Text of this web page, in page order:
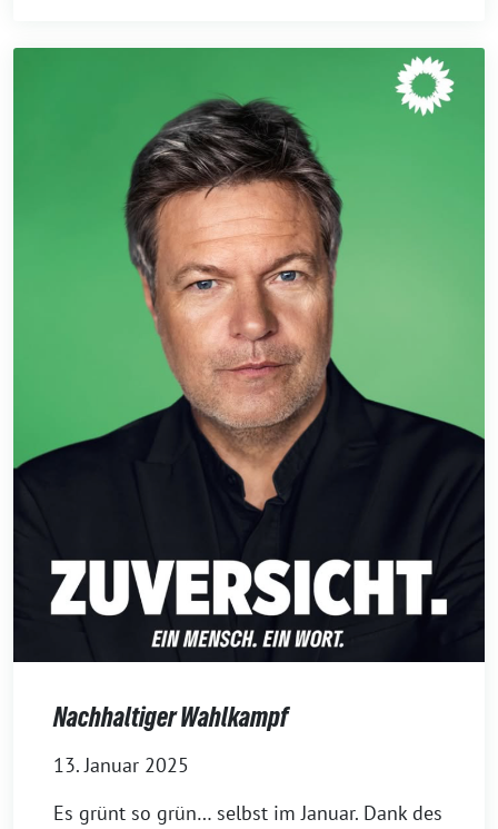
Nachhaltiger Wahlkampf
13. Januar 2025
Es grünt so grün… selbst im Januar. Dank des